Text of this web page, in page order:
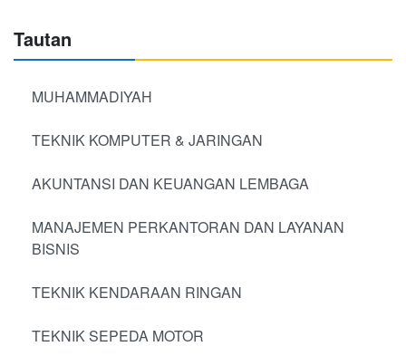
Tautan
MUHAMMADIYAH
TEKNIK KOMPUTER & JARINGAN
AKUNTANSI DAN KEUANGAN LEMBAGA
MANAJEMEN PERKANTORAN DAN LAYANAN
BISNIS
TEKNIK KENDARAAN RINGAN
TEKNIK SEPEDA MOTOR